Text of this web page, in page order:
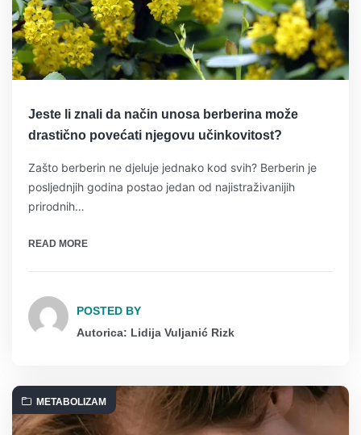
Jeste li znali da način unosa berberina može
drastično povećati njegovu učinkovitost?
Zašto berberin ne djeluje jednako kod svih? Berberin je
posljednjih godina postao jedan od najistraživanijih
prirodnih…
READ MORE
POSTED BY
Autorica: Lidija Vuljanić Rizk
METABOLIZAM